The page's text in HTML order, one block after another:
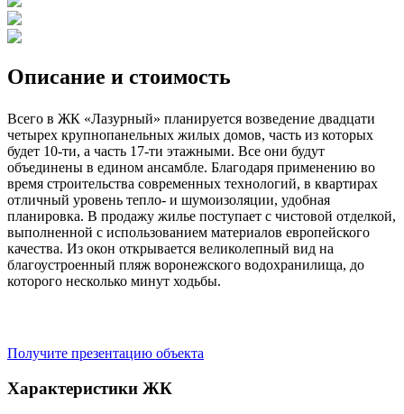
Описание и стоимость
Всего в ЖК «Лазурный» планируется возведение двадцати
четырех крупнопанельных жилых домов, часть из которых
будет 10-ти, а часть 17-ти этажными. Все они будут
объединены в едином ансамбле. Благодаря применению во
время строительства современных технологий, в квартирах
отличный уровень тепло- и шумоизоляции, удобная
планировка. В продажу жилье поступает с чистовой отделкой,
выполненной с использованием материалов европейского
качества. Из окон открывается великолепный вид на
благоустроенный пляж воронежского водохранилища, до
которого несколько минут ходьбы.
Получите презентацию объекта
Характеристики ЖК